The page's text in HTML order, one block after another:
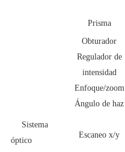
Sistema
óptico
Prisma
Obturador
Regulador de
intensidad
Enfoque/zoom
Ángulo de haz
Escaneo x/y